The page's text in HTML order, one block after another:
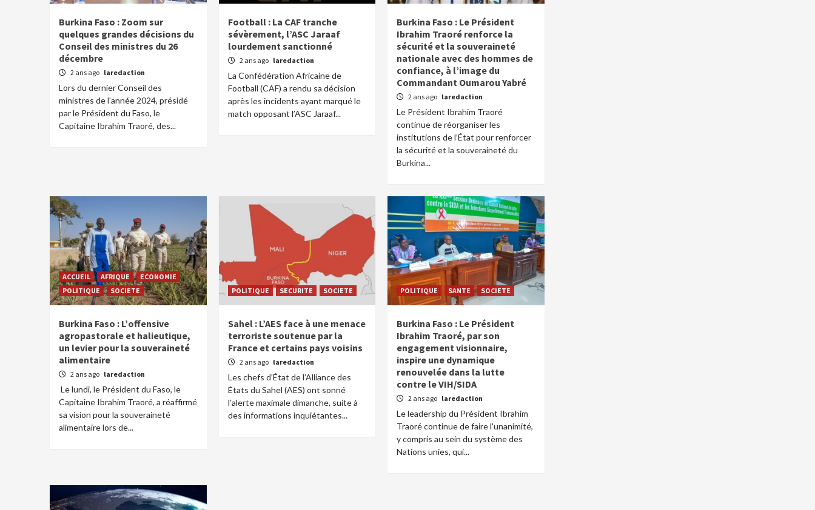
Burkina Faso : Zoom sur
quelques grandes décisions du
Conseil des ministres du 26
décembre
2 ans ago laredaction
Lors du dernier Conseil des
ministres de l'année 2024, présidé
par le Président du Faso, le
Capitaine Ibrahim Traoré, des...
Football : La CAF tranche
sévèrement, l’ASC Jaraaf
lourdement sanctionné
2 ans ago laredaction
La Confédération Africaine de
Football (CAF) a rendu sa décision
après les incidents ayant marqué le
match opposant l’ASC Jaraaf...
Burkina Faso : Le Président
Ibrahim Traoré renforce la
sécurité et la souveraineté
nationale avec des hommes de
confiance, à l’image du
Commandant Oumarou Yabré
2 ans ago laredaction
Le Président Ibrahim Traoré
continue de réorganiser les
institutions de l’État pour renforcer
la sécurité et la souveraineté du
Burkina...
ACCUEIL AFRIQUE
ECONOMIE
POLITIQUE
SOCIETE
Burkina Faso : L’offensive
agropastorale et halieutique,
un levier pour la souveraineté
alimentaire
2 ans ago laredaction
Le lundi, le Président du Faso, le
Capitaine Ibrahim Traoré, a réaffirmé
sa vision pour la souveraineté
alimentaire lors de...
POLITIQUE SECURITE SOCIETE
Sahel : L’AES face à une menace
terroriste soutenue par la
France et certains pays voisins
2 ans ago laredaction
Les chefs d’État de l’Alliance des
États du Sahel (AES) ont sonné
l’alerte maximale dimanche, suite à
des informations inquiétantes...
POLITIQUE SANTE SOCIETE
Burkina Faso : Le Président
Ibrahim Traoré, par son
engagement visionnaire,
inspire une dynamique
renouvelée dans la lutte
contre le VIH/SIDA
2 ans ago laredaction
Le leadership du Président Ibrahim
Traoré continue de faire l'unanimité,
y compris au sein du système des
Nations unies, qui...